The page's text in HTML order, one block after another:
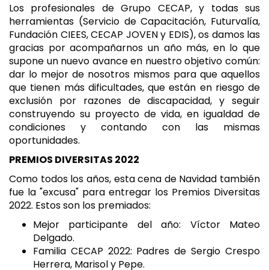
Los profesionales de Grupo CECAP, y todas sus
herramientas (Servicio de Capacitación, Futurvalía,
Fundación CIEES, CECAP JOVEN y EDIS), os damos las
gracias por acompañarnos un año más, en lo que
supone un nuevo avance en nuestro objetivo común:
dar lo mejor de nosotros mismos para que aquellos
que tienen más dificultades, que están en riesgo de
exclusión por razones de discapacidad, y seguir
construyendo su proyecto de vida, en igualdad de
condiciones y contando con las mismas
oportunidades.
PREMIOS DIVERSITAS 2022
Como todos los años, esta cena de Navidad también
fue la "excusa" para entregar los Premios Diversitas
2022. Estos son los premiados:
Mejor participante del año: Víctor Mateo
Delgado.
Familia CECAP 2022: Padres de Sergio Crespo
Herrera, Marisol y Pepe.